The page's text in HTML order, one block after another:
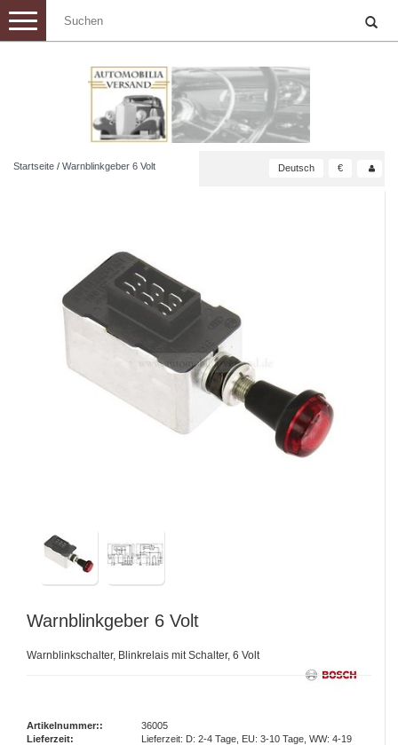
Toggle
navigation
Startseite / Warnblinkgeber 6 Volt Deutsch €
Warnblinkgeber 6 Volt
Warnblinkschalter, Blinkrelais mit Schalter, 6 Volt
Artikelnummer::
36005
Lieferzeit:
Lieferzeit: D: 2-4 Tage, EU: 3-10 Tage, WW: 4-19